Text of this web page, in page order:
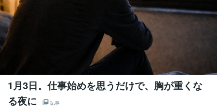
1月3日。仕事始めを思うだけで、胸が重くな
る夜に
記事